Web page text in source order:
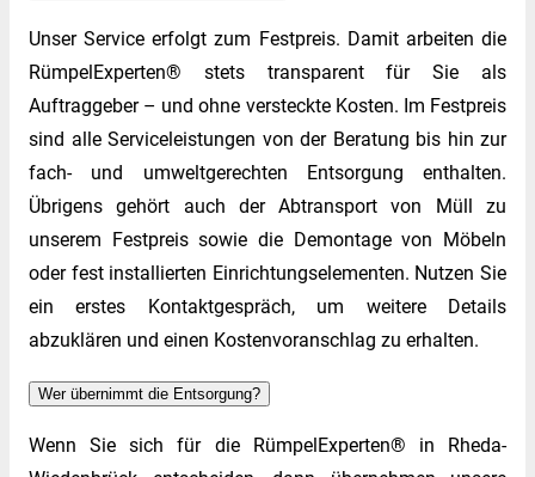
Unser Service erfolgt zum Festpreis. Damit arbeiten die
RümpelExperten® stets transparent für Sie als
Auftraggeber – und ohne versteckte Kosten. Im Festpreis
sind alle Serviceleistungen von der Beratung bis hin zur
fach- und umweltgerechten Entsorgung enthalten.
Übrigens gehört auch der Abtransport von Müll zu
unserem Festpreis sowie die Demontage von Möbeln
oder fest installierten Einrichtungselementen. Nutzen Sie
ein erstes Kontaktgespräch, um weitere Details
abzuklären und einen Kostenvoranschlag zu erhalten.
Wer übernimmt die Entsorgung?
Wenn Sie sich für die RümpelExperten® in Rheda-